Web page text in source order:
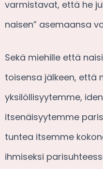
varmistavat, että he
naisen” asemaansa
Sekä miehille että
toisensa jälkeen, että
yksilöllisyytemme,
itsenäisyytemme
tuntea itsemme
ihmiseksi